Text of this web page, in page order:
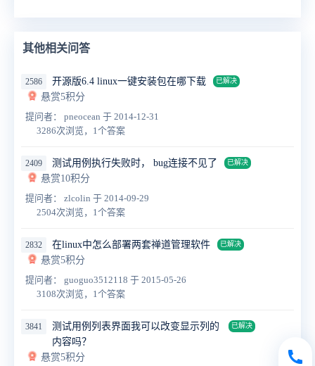
其他相关问答
2586 开源版6.4 linux一键安装包在哪下载 已解决
悬赏5积分
提问者： pneocean 于 2014-12-31
3286次浏览，1个答案
2409 测试用例执行失败时， bug连接不见了 已解决
悬赏10积分
提问者： zlcolin 于 2014-09-29
2504次浏览，1个答案
2832 在linux中怎么部署两套禅道管理软件 已解决
悬赏5积分
提问者： guoguo3512118 于 2015-05-26
3108次浏览，1个答案
3841
测试用例列表界面我可以改变显示列的
内容吗？
已解决
悬赏5积分